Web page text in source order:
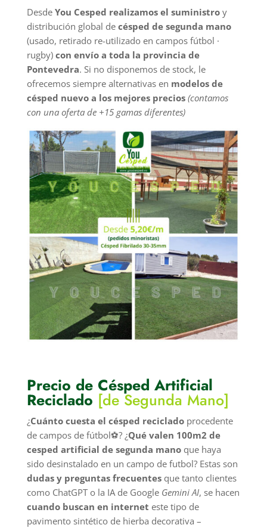
Desde You Cesped realizamos el suministroy
distribución global de césped de segunda mano
(usado, retirado re-utilizado en campos fútbol ·
rugby) con envío a toda la provincia de
Pontevedra. Si no disponemos de stock, le
ofrecemos siempre alternativas en modelos de
césped nuevo a los mejores precios (contamos
con una oferta de +15 gamas diferentes)
Precio de Césped Artificial
Reciclado [de Segunda Mano]
¿Cuánto cuesta el césped recicladoprocedente
de campos de fútbol⚽? ¿Qué valen 100m2 de
cesped artificial de segunda manoque haya
sido desinstalado en un campo de futbol? Estas son
dudas y preguntas frecuentesque tanto clientes
como ChatGPT o la IA de Google Gemini AI, se hacen
cuando buscan en internet este tipo de
pavimento sintético de hierba decorativa –